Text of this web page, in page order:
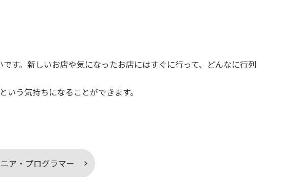
す。新しいお店や気になったお店にはすぐに行って、どんなに行列
う気持ちになることができます。
ア・プログラマー